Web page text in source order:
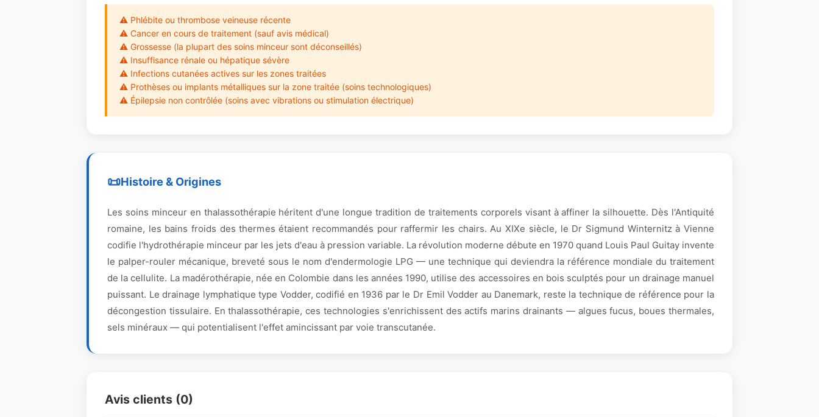
⚠ Phlébite ou thrombose veineuse récente
⚠ Cancer en cours de traitement (sauf avis médical)
⚠ Grossesse (la plupart des soins minceur sont déconseillés)
⚠ Insuffisance rénale ou hépatique sévère
⚠ Infections cutanées actives sur les zones traitées
⚠ Prothèses ou implants métalliques sur la zone traitée (soins technologiques)
⚠ Épilepsie non contrôlée (soins avec vibrations ou stimulation électrique)
Histoire & Origines
Les soins minceur en thalassothérapie héritent d'une longue tradition de traitements corporels visant à affiner la silhouette. Dès l'Antiquité
romaine, les bains froids des thermes étaient recommandés pour raffermir les chairs. Au XIXe siècle, le Dr Sigmund Winternitz à Vienne
codifie l'hydrothérapie minceur par les jets d'eau à pression variable. La révolution moderne débute en 1970 quand Louis Paul Guitay invente
le palper-rouler mécanique, breveté sous le nom d'endermologie LPG — une technique qui deviendra la référence mondiale du traitement
de la cellulite. La madérothérapie, née en Colombie dans les années 1990, utilise des accessoires en bois sculptés pour un drainage manuel
puissant. Le drainage lymphatique type Vodder, codifié en 1936 par le Dr Emil Vodder au Danemark, reste la technique de référence pour la
décongestion tissulaire. En thalassothérapie, ces technologies s'enrichissent des actifs marins drainants — algues fucus, boues thermales,
sels minéraux — qui potentialisent l'effet amincissant par voie transcutanée.
Avis clients (0)